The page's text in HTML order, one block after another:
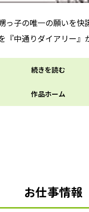
っ子の唯一の願いを
中通りダイアリー』
続きを読む
作品ホーム
お仕事情報